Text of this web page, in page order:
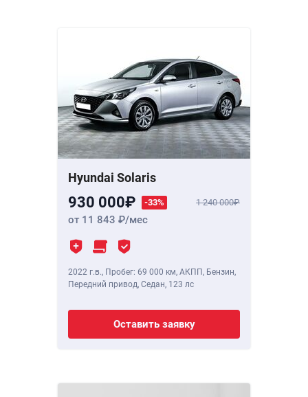
Hyundai Solaris
930 000 -33% 1 240 000
от 11 843 /мес
2022 г.в., Пробег: 69 000 км, АКПП, Бензин,
Передний привод, Седан, 123 лс
Оставить заявку